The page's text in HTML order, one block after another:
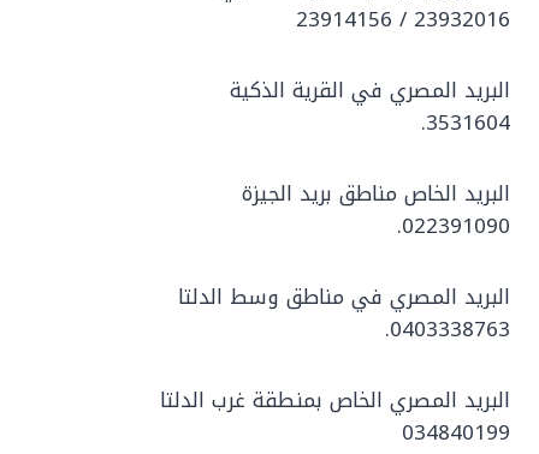
23932016 / 23914156
البريد المصري في القرية الذكية
3531604.
البريد الخاص مناطق بريد الجيزة
022391090.
البريد المصري في مناطق وسط الدلتا
0403338763.
البريد المصري الخاص بمنطقة غرب الدلتا
034840199